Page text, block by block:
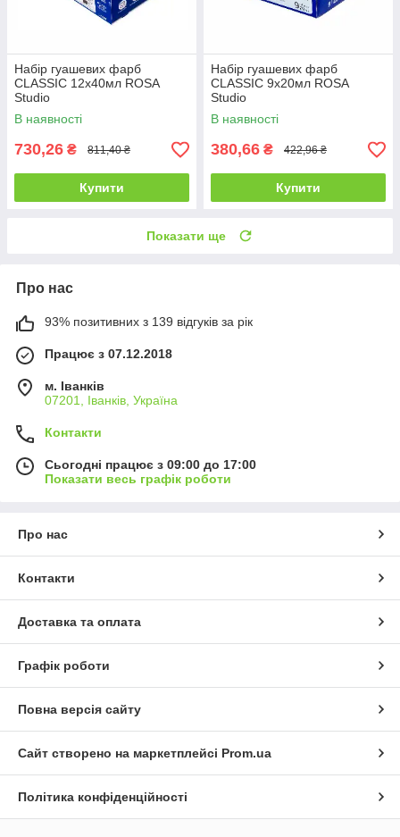
Набір гуашевих фарб
CLASSIC 12х40мл ROSA
Studio
В наявності
730,26 ₴ 811,40 ₴
Купити
Набір гуашевих фарб
CLASSIC 9х20мл ROSA
Studio
В наявності
380,66 ₴ 422,96 ₴
Купити
Показати ще
Про нас
93% позитивних з 139 відгуків за рік
Працює з 07.12.2018
м. Іванків
07201, Іванків, Україна
Контакти
Сьогодні працює з 09:00 до 17:00
Показати весь графік роботи
Про нас
Контакти
Доставка та оплата
Графік роботи
Повна версія сайту
Сайт створено на маркетплейсі Prom.ua
Політика конфіденційності